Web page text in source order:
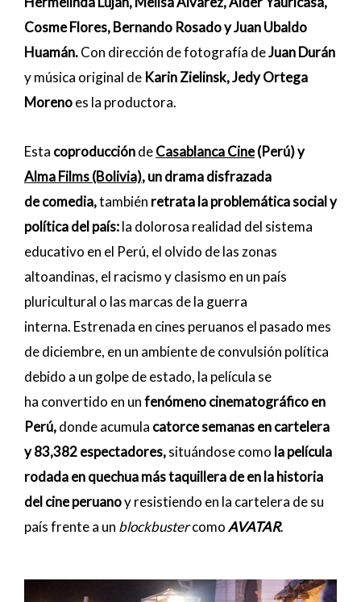
Cosme Flores, Bernando Rosado y Juan Ubaldo
Huamán.Con dirección de fotografía deJuan Durán
y música original de Karin Zielinsk,Jedy Ortega
Morenoes la productora.
Esta coproduccióndeCasablanca Cine(Perú) y
Alma Films(Bolivia), un drama disfrazada
de comedia,también retrata la problemática social y
política del país:la dolorosa realidad del sistema
educativo en el Perú, el olvido de las zonas
altoandinas, el racismo y clasismo en un país
pluricultural o las marcas de la guerra
interna. Estrenada en cines peruanos el pasado mes
de diciembre, en un ambiente de convulsión política
debido a un golpe de estado, la película se
ha convertido en unfenómeno cinematográfico en
Perú,donde acumula catorce semanas en cartelera
y 83,382 espectadores,situándose como la película
rodada en quechua más taquillera de en la historia
del cine peruanoy resistiendo en la cartelera de su
país frente a un blockbustercomoAVATAR.